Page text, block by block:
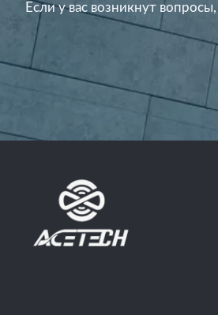
Если у вас возникнут